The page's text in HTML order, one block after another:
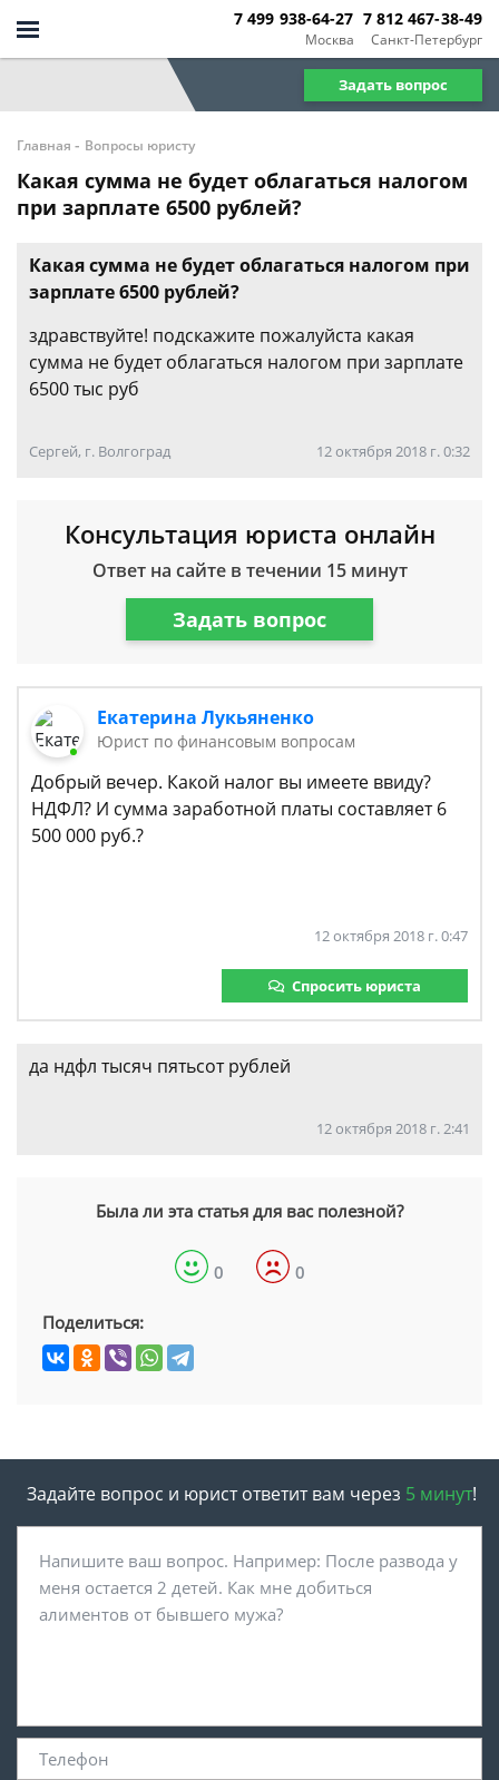
Москва
7 499 938-64-27
Санкт-Петербург
7 812 467-38-49
Задать вопрос
Главная - Вопросы юристу
Какая сумма не будет облагаться налогом
при зарплате 6500 рублей?
Какая сумма не будет облагаться налогом при
зарплате 6500 рублей?
здравствуйте! подскажите пожалуйста какая
сумма не будет облагаться налогом при зарплате
6500 тыс руб
Сергей, г. Волгоград 12 октября 2018 г. 0:32
Консультация юриста онлайн
Ответ на сайте в течении 15 минут
Задать вопрос
Екатерина Лукьяненко
Юрист по финансовым вопросам
Добрый вечер. Какой налог вы имеете ввиду?
НДФЛ? И сумма заработной платы составляет 6
500 000 руб.?
12 октября 2018 г. 0:47
Спросить юриста
да ндфл тысяч пятьсот рублей
12 октября 2018 г. 2:41
Была ли эта статья для вас полезной?
0 0
Поделиться:
Задайте вопрос и юрист ответит вам через 5 минут!